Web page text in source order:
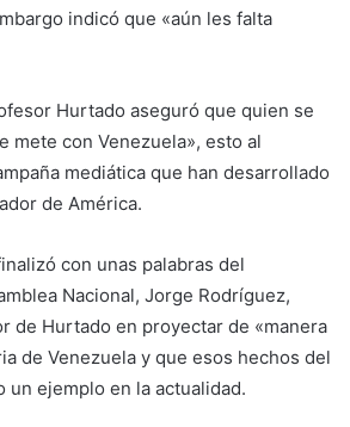
indicó que «aún les falta
Hurtado aseguró que quien se
mete con Venezuela», esto al
mediática que han desarrollado
de América.
con unas palabras del
Nacional, Jorge Rodríguez,
de Hurtado en proyectar de «manera
de Venezuela y que esos hechos del
un ejemplo en la actualidad.